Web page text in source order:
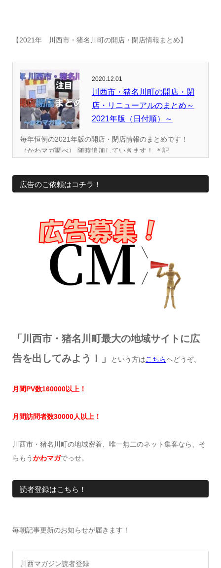
【2021年 川西市・猪名川町の開店・閉店情報まとめ】
2020.12.01
川西市・猪名川町の開店・閉
店・リニューアルのまとめ～
2021年版（日付順）～
毎年恒例の2021年版の開店・閉店情報のまとめです！
（かわマガ調べ） 随時追加していきます！ ＊記...
広告のご依頼はコチラ！
「川西市・猪名川町最大の地域サイトに広
告を出してみよう！」
という方はこちらへどうぞ。
月間PV数160000以上！
月間訪問者数30000人以上！
川西市・猪名川町の地域密着、唯一無二のネット集客なら、そ
らもうかわマガでっせ。
読者登録はこちら！
毎朝記事更新のお知らせが届きます！
川西マガジン読者登録